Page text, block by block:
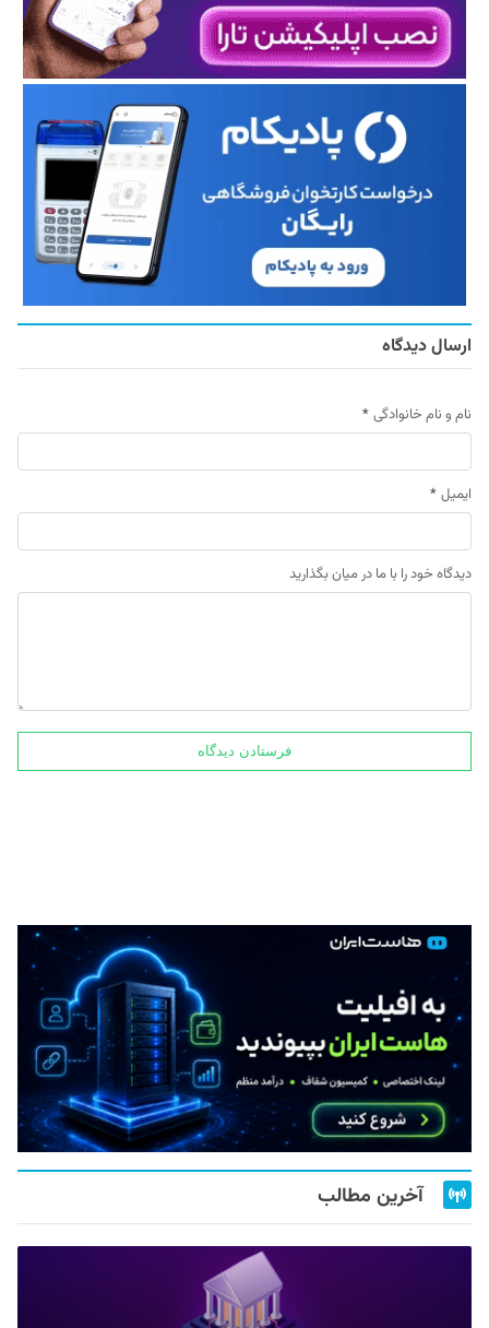
ارسال دیدگاه
نام و نام خانوادگی *
ایمیل *
دیدگاه خود را با ما در میان بگذارید
آخرین مطالب